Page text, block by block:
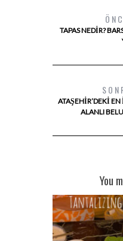
TAPAS NEDIR?
ATAŞEHIR’DEKI
ALANLI
You